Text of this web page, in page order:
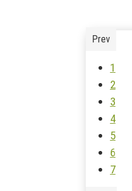
Prev
1
2
3
4
5
6
7